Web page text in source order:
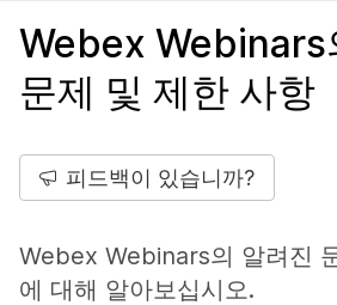
Webex Webinars
문제 및 제한 사항
피드백이 있습니까?
Webex Webinars의 알려진
에 대해 알아보십시오.